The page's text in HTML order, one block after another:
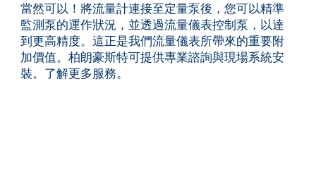
當然可以！將流量計連接至定量泵後，您可以精準
監測泵的運作狀況，並透過流量儀表控制泵，以達
到更高精度。這正是我們流量儀表所帶來的重要附
加價值。柏朗豪斯特可提供專業諮詢與現場系統安
裝。了解更多服務。